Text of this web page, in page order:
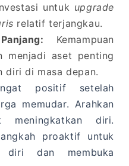
untuk upgrade
relatif terjangkau.
Kemampuan
menjadi aset penting
diri di masa depan.
positif setelah
memudar. Arahkan
meningkatkan diri.
proaktif untuk
diri dan membuka